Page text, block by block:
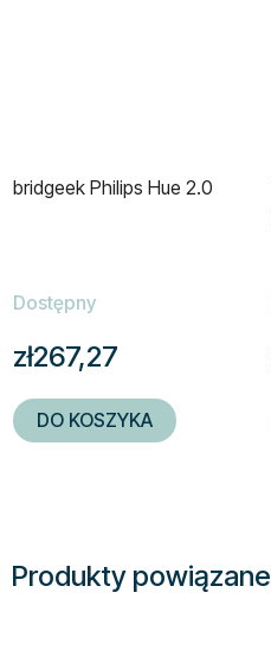
Produkty powiązane
bridgeek Philips Hue 2.0
Dostępny
zł267,27
DO KOSZYKA